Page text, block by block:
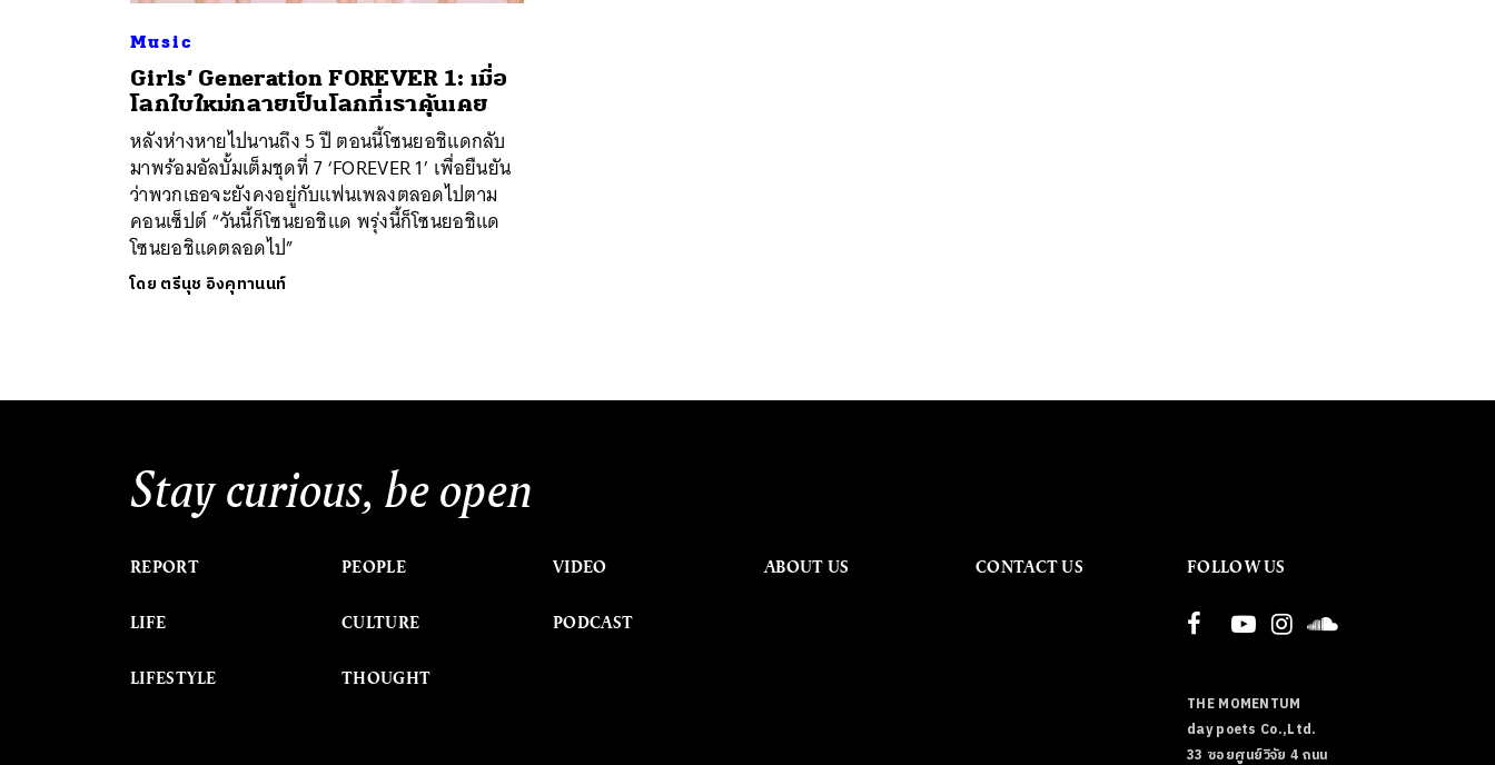
Music
Girls’ Generation FOREVER 1: เมื่อ
โลกใบใหม่กลายเป็นโลกที่เราคุ้นเคย
หลังห่างหายไปนานถึง 5 ปี ตอนนี้โซนยอชิแดกลับ
มาพร้อมอัลบั้มเต็มชุดที่ 7 ‘FOREVER 1’ เพื่อยืนยัน
ว่าพวกเธอจะยังคงอยู่กับแฟนเพลงตลอดไปตาม
คอนเซ็ปต์ “วันนี้ก็โซนยอชิแด พรุ่งนี้ก็โซนยอชิแด
โซนยอชิแดตลอดไป”
โดย ตรีนุช อิงคุทานนท์
Stay curious, be open
REPORT
LIFE
LIFESTYLE
PEOPLE
CULTURE
THOUGHT
VIDEO
PODCAST
ABOUT US CONTACT US FOLLOW US
THE MOMENTUM
day poets Co.,Ltd.
33 ซอยศูนย์วิจัย 4 ถนน
ค้นหา